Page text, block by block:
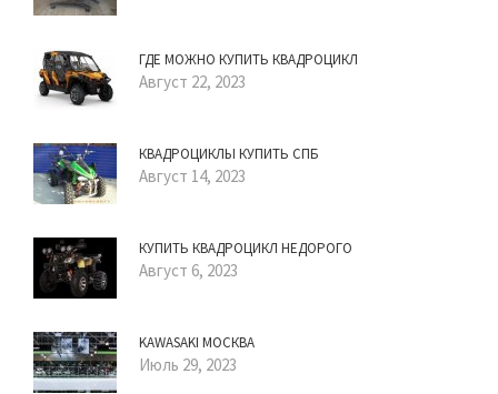
ГДЕ МОЖНО КУПИТЬ КВАДРОЦИКЛ
Август 22, 2023
КВАДРОЦИКЛЫ КУПИТЬ СПБ
Август 14, 2023
КУПИТЬ КВАДРОЦИКЛ НЕДОРОГО
Август 6, 2023
KAWASAKI МОСКВА
Июль 29, 2023